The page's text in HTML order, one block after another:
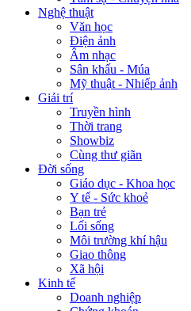
Nghệ thuật
Văn học
Điện ảnh
Âm nhạc
Sân khấu - Múa
Mỹ thuật - Nhiếp ảnh
Giải trí
Truyền hình
Thời trang
Showbiz
Cùng thư giãn
Đời sống
Giáo dục - Khoa học
Y tế - Sức khoẻ
Bạn trẻ
Lối sống
Môi trường khí hậu
Giao thông
Xã hội
Kinh tế
Doanh nghiệp